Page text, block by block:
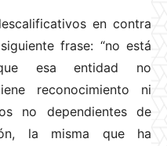
en contra
frase: “no está
esa entidad no
reconocimiento ni
no dependientes de
la misma que ha